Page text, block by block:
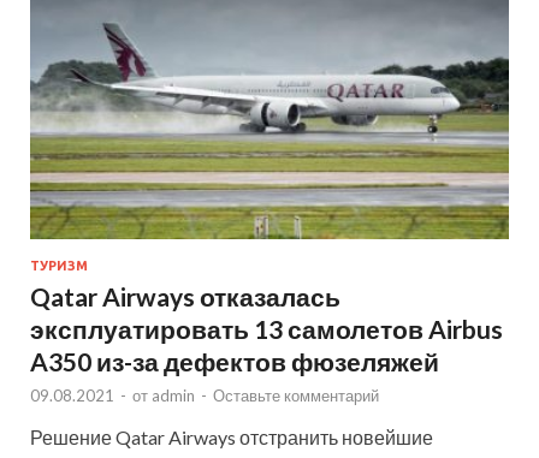
ТУРИЗМ
Qatar Airways отказалась
эксплуатировать 13 самолетов Airbus
A350 из-за дефектов фюзеляжей
09.08.2021 - от admin - Оставьте комментарий
Решение Qatar Airways отстранить новейшие